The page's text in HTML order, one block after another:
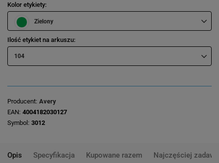
Kolor etykiety
Zielony
Ilość etykiet na arkuszu
104
Producent Avery
EAN 4004182030127
Symbol 3012
Opis Specyfikacja Kupowane razem Najczęściej